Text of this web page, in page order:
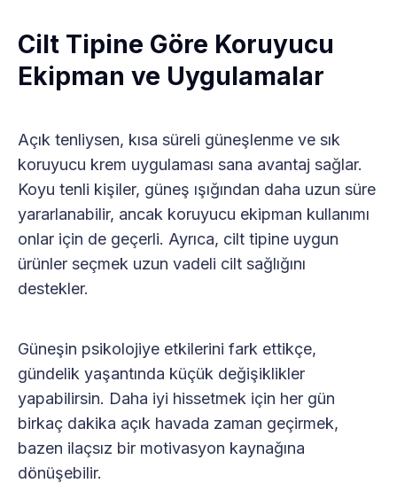
Cilt Tipine Göre Koruyucu
Ekipman ve Uygulamalar
Açık tenliysen, kısa süreli güneşlenme ve sık
koruyucu krem uygulaması sana avantaj sağlar.
Koyu tenli kişiler, güneş ışığından daha uzun süre
yararlanabilir, ancak koruyucu ekipman kullanımı
onlar için de geçerli. Ayrıca, cilt tipine uygun
ürünler seçmek uzun vadeli cilt sağlığını
destekler.
Güneşin psikolojiye etkilerini fark ettikçe,
gündelik yaşantında küçük değişiklikler
yapabilirsin. Daha iyi hissetmek için her gün
birkaç dakika açık havada zaman geçirmek,
bazen ilaçsız bir motivasyon kaynağına
dönüşebilir.